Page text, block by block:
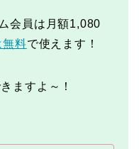
会員は月額1,080
無料で使えます！
ますよ～！